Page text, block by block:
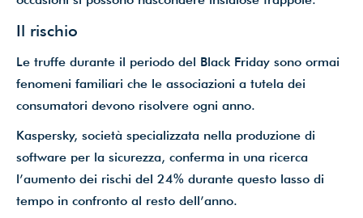
Il rischio
Le truffe durante il periodo del Black Friday sono ormai
fenomeni familiari che le associazioni a tutela dei
consumatori devono risolvere ogni anno.
Kaspersky, società specializzata nella produzione di
software per la sicurezza, conferma in una ricerca
l’aumento dei rischi del 24% durante questo lasso di
tempo in confronto al resto dell’anno.